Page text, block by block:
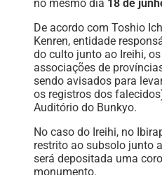
no mesmo dia 18 de
De acordo com Toshio
Kenren, entidade
do culto junto ao Ireihi,
associações de
sendo avisados para
os registros dos
Auditório do Bunkyo.
No caso do Ireihi, no
restrito ao subsolo junto
será depositada uma
monumento.